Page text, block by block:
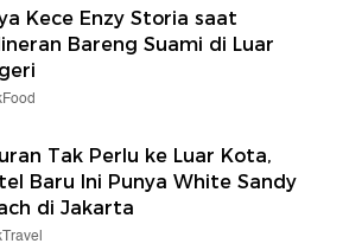
Kece Enzy Storia saat
Bareng Suami di Luar
Tak Perlu ke Luar Kota,
Baru Ini Punya White Sandy
di Jakarta